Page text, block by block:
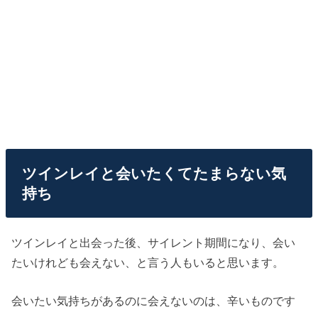
ツインレイと会いたくてたまらない気
持ち
ツインレイと出会った後、サイレント期間になり、会い
たいけれども会えない、と言う人もいると思います。
会いたい気持ちがあるのに会えないのは、辛いものです